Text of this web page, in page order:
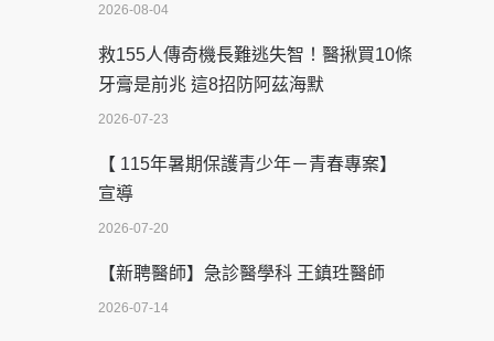
2026-08-04
救155人傳奇機長難逃失智！醫揪買10條
牙膏是前兆 這8招防阿茲海默
2026-07-23
【 115年暑期保護青少年－青春專案】
宣導
2026-07-20
【新聘醫師】急診醫學科 王鎮珄醫師
2026-07-14